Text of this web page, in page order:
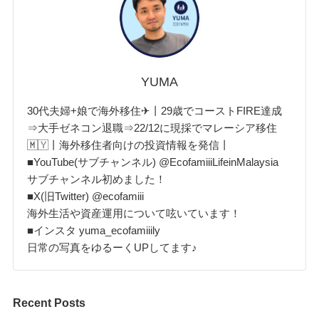
YUMA
30代夫婦+娘で海外移住✈丨29歳でコーストFIRE達成
⇒大手ゼネコン退職⇒22/12に現採でマレーシア移住
🇲🇾丨海外移住者向けの投資情報を発信丨
■YouTube(サブチャンネル) @EcofamiiiLifeinMalaysia
サブチャンネル初めました！
■X(旧Twitter) @ecofamiii
海外生活や資産運用について呟いています！
■インスタ yuma_ecofamiiily
日常の写真をゆるーくUPしてます♪
Recent Posts